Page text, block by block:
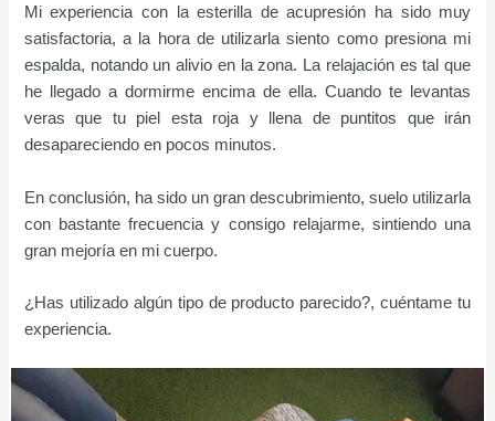
Mi experiencia con la esterilla de acupresión ha sido muy
satisfactoria, a la hora de utilizarla siento como presiona mi
espalda, notando un alivio en la zona. La relajación es tal que
he llegado a dormirme encima de ella. Cuando te levantas
veras que tu piel esta roja y llena de puntitos que irán
desapareciendo en pocos minutos.
En conclusión, ha sido un gran descubrimiento, suelo utilizarla
con bastante frecuencia y consigo relajarme, sintiendo una
gran mejoría en mi cuerpo.
¿Has utilizado algún tipo de producto parecido?, cuéntame tu
experiencia.